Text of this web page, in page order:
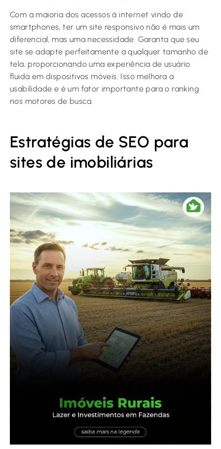
Com a maioria dos acessos à internet vindo de
smartphones, ter um site responsivo não é mais um
diferencial, mas uma necessidade. Garanta que seu
site se adapte perfeitamente a qualquer tamanho de
tela, proporcionando uma experiência de usuário
fluida em dispositivos móveis. Isso melhora a
usabilidade e é um fator importante para o ranking
nos motores de busca.
Estratégias de SEO para
sites de imobiliárias